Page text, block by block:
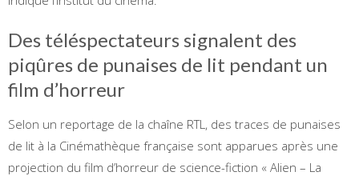
Des téléspectateurs signalent des
piqûres de punaises de lit pendant un
film d’horreur
Selon un reportage de la chaîne RTL, des traces de punaises
de lit à la Cinémathèque française sont apparues après une
projection du film d’horreur de science-fiction « Alien – La